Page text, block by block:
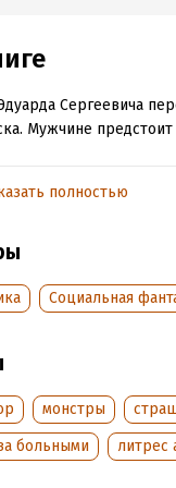
Сергеевича
Мужчине предстоит
информация
38118
2024
14 марта
полностью
Социальная
монстры
больными
литрес